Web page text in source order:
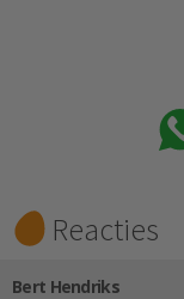
Reacties
Bert Hendriks